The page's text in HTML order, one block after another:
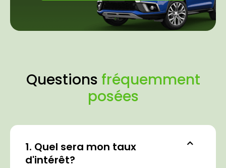
Questions fréquemment
posées
1. Quel sera mon taux
d'intérêt?